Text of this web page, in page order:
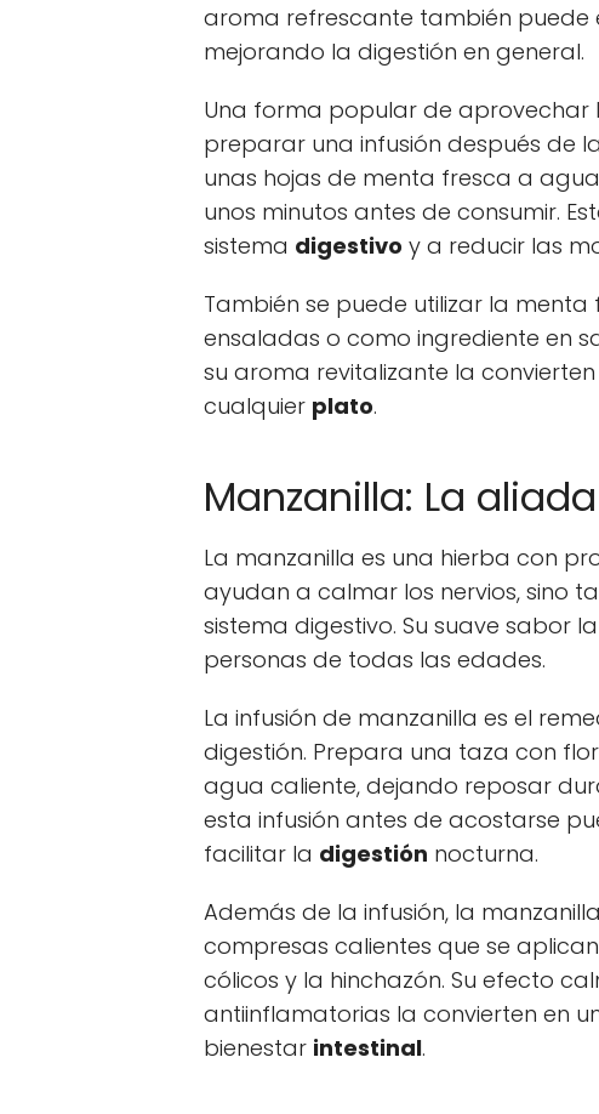
aroma refrescante también puede
mejorando la digestión en general.
Una forma popular de aprovechar
preparar una infusión después de
unas hojas de menta fresca a
unos minutos antes de consumir.
sistema digestivo y a reducir las
También se puede utilizar la
ensaladas o como ingrediente en
su aroma revitalizante la
cualquier plato.
Manzanilla: La
La manzanilla es una hierba con
ayudan a calmar los nervios, sino
sistema digestivo. Su suave sabor
personas de todas las edades.
La infusión de manzanilla es el
digestión. Prepara una taza con
agua caliente, dejando reposar
esta infusión antes de acostarse
facilitar la digestión nocturna.
Además de la infusión, la
compresas calientes que se
cólicos y la hinchazón. Su efecto
antiinflamatorias la convierten en
bienestar intestinal.